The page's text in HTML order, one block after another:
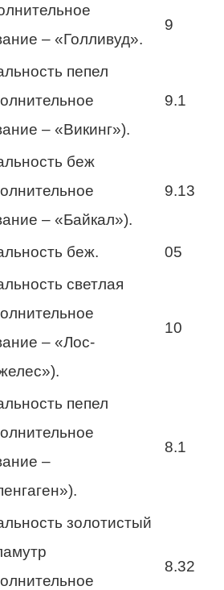
– «Голливуд».
9
пепел
– «Викинг»).
9.1
беж
– «Байкал»).
9.13
беж.
05
светлая
– «Лос-
10
пепел
–
8.1
золотистый
8.32